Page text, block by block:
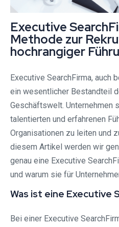
Executive
Methode zur
hochrangiger
Executive SearchFirma, auch
ein wesentlicher Bestandteil
Geschäftswelt. Unternehmen
talentierten und erfahrenen
Organisationen zu leiten und
diesem Artikel werden wir
genau eine Executive
und warum sie für
Was ist eine Executive
Bei einer Executive